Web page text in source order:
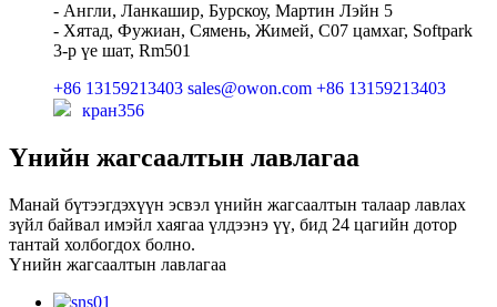
- Англи, Ланкашир, Бурскоу, Мартин Лэйн 5
- Хятад, Фужиан, Сямень, Жимей, C07 цамхаг, Softpark
3-р үе шат, Rm501
+86 13159213403 sales@owon.com +86 13159213403
кран356
Үнийн жагсаалтын лавлагаа
Манай бүтээгдэхүүн эсвэл үнийн жагсаалтын талаар лавлах
зүйл байвал имэйл хаягаа үлдээнэ үү, бид 24 цагийн дотор
тантай холбогдох болно.
Үнийн жагсаалтын лавлагаа